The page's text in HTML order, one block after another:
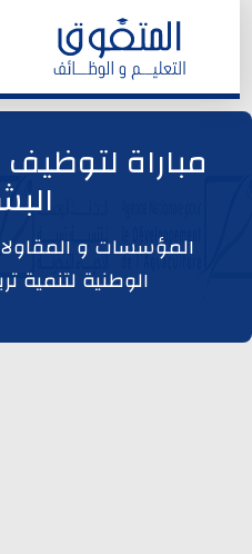
ابحث عن وظيفة
مباراة
المؤسسات و
الوطنية لتنمية